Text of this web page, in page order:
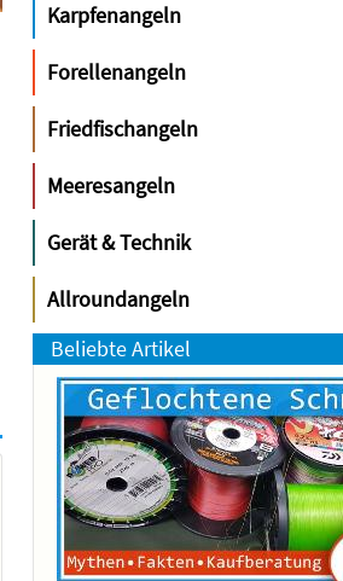
Karpfenangeln
Forellenangeln
Friedfischangeln
Meeresangeln
Gerät & Technik
Allroundangeln
Beliebte Artikel